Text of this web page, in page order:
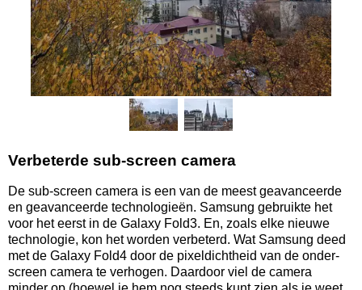
Verbeterde sub-screen camera
De sub-screen camera is een van de meest geavanceerde
en geavanceerde technologieën. Samsung gebruikte het
voor het eerst in de Galaxy Fold3. En, zoals elke nieuwe
technologie, kon het worden verbeterd. Wat Samsung deed
met de Galaxy Fold4 door de pixeldichtheid van de onder-
screen camera te verhogen. Daardoor viel de camera